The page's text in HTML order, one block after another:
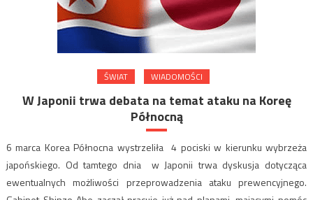
ŚWIAT WIADOMOŚCI
W Japonii trwa debata na temat ataku na Koreę
Północną
6 marca Korea Północna wystrzeliła 4 pociski w kierunku wybrzeża
japońskiego. Od tamtego dnia w Japonii trwa dyskusja dotycząca
ewentualnych możliwości przeprowadzenia ataku prewencyjnego.